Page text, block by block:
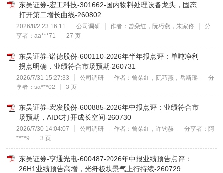
东吴证券-宏工科技-301662-国内物料处理设备龙头，固态
打开第二增长曲线-260802
2026/8/2 23:16:11 公司调研 作者：曾朵红，阮巧燕，朱家佟
分
享者：aa***71
27 页
东吴证券-诺德股份-600110-2026年半年报点评：单吨净利
拐点明确，业绩符合市场预期-260731
2026/7/31 15:27:33 公司调研 作者：曾朵红，阮巧燕，岳斯瑶
分
享者：sa***02
3 页
东吴证券-宏发股份-600885-2026年中报点评：业绩符合市
场预期，AIDC打开成长空间-260730
2026/7/30 14:04:07 公司调研 作者：曾朵红，许钧赫
分享者：阿
****9
3 页
东吴证券-亨通光电-600487-2026年中报业绩预告点评：
26H1业绩预告高增，光纤板块景气上行持续-260729